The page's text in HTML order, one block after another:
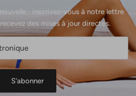
: inscrivez-vous à notre lettre
des mises à jour directes.
S'abonner